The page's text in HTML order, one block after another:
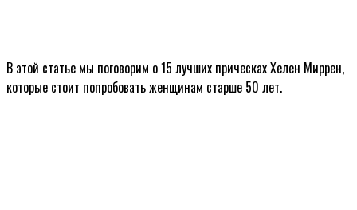
В этой статье мы поговорим о 15 лучших прическах Хелен Миррен,
которые стоит попробовать женщинам старше 50 лет.